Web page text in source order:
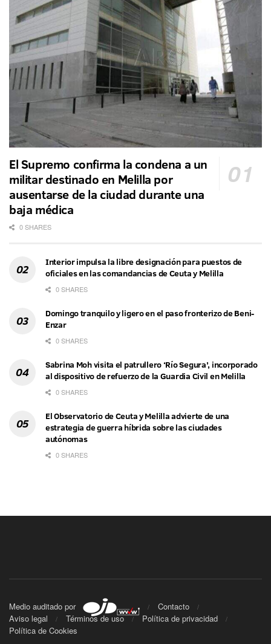
El Supremo confirma la condena a un
militar destinado en Melilla por
ausentarse de la ciudad durante una
baja médica
0 SHARES
Interior impulsa la libre designación para puestos de
oficiales en las comandancias de Ceuta y Melilla
0 SHARES
Domingo tranquilo y ligero en el paso fronterizo de Beni-
Enzar
0 SHARES
Sabrina Moh visita el patrullero ‘Río Segura’, incorporado
al dispositivo de refuerzo de la Guardia Civil en Melilla
0 SHARES
El Observatorio de Ceuta y Melilla advierte de una
estrategia de guerra híbrida sobre las ciudades
autónomas
0 SHARES
Medio auditado por
Contacto
Aviso legal
Términos de uso
Política de privacidad
Política de Cookies